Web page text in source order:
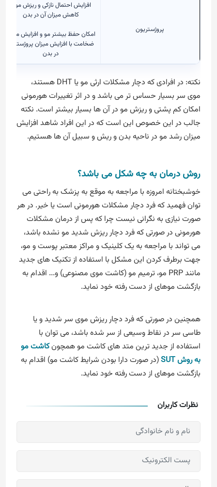
پروژستریون
افزایش احتمال نازکی و ریزش مو با
کاهش میزان آن در بدن
امکان حفظ بیشتر مو و افزایش میزان
ضخامت با افزایش میزان پروژسترون
در بدن
نکته: در افرادی که دچار مشکلات ارثی مو یا DHT هستند،
موی سر بسیار حساس تر می باشد و در اثر تغییرات هورمونی
امکان کم پشتی و ریزش مو در آن ها بسیار بیشتر است. نکته
جالب در این خصوص این است که در این افراد شاهد افزایش
میزان رشد مو در ناحیه بدن و ریش و سبیل آن ها هستیم.
روش درمان به چه شکل می باشد؟
خوشبختانه امروزه با مراجعه به موقع به پزشک به راحتی می
توان فهمید که فرد دچار مشکلات هورمونی است یا خیر. در هر
صورت نیازی به نگرانی نیست چرا که پس از درمان مشکلات
هورمونی در صورتی که فرد دچار ریزش شدید مو نشده باشد،
می تواند با مراجعه به یک کلینیک و مراکز معتبر پوست و مو،
جهت برطرف کردن این مشکل با استفاده از تکنیک های جدید
مانند PRP مو، ترمیم مو (کاشت موی مصنوعی) و... اقدام به
بازگشت موهای از دست رفته خود نماید.
همچنین در صورتی که فرد دچار ریزش موی سر شدید و یا
طاسی سر در نقاط وسیعی از سر شده باشد، می توان با
استفاده از جدید ترین متد های کاشت مو همچونکاشت مو
به روش SUT
(در صورت دارا بودن شرایط کاشت مو) اقدام به
بازگشت موهای از دست رفته خود نماید.
نظرات کاربران